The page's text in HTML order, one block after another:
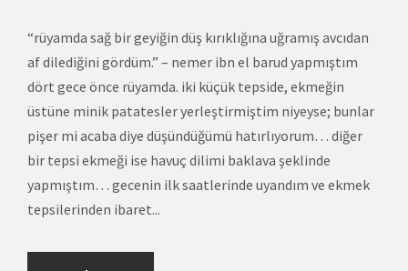
“rüyamda sağ bir geyiğin düş kırıklığına uğramış avcıdan
af dilediğini gördüm.” – nemer ibn el barud yapmıştım
dört gece önce rüyamda. iki küçük tepside, ekmeğin
üstüne minik patatesler yerleştirmiştim niyeyse; bunlar
pişer mi acaba diye düşündüğümü hatırlıyorum… diğer
bir tepsi ekmeği ise havuç dilimi baklava şeklinde
yapmıştım… gecenin ilk saatlerinde uyandım ve ekmek
tepsilerinden ibaret...